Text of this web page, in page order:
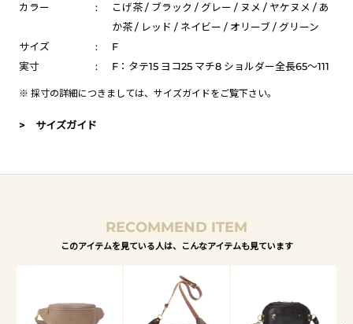
カラー
:
こげ茶 / ブラック / グレー / ヌメ / ヤケヌメ / あ
か茶 / レッド / ネイビー / オリーブ / グリーン
サイズ
:
F
実寸
: F：タテ15 ヨコ25 マチ8 ショルダー全長65～111
※ 採寸の詳細につきましては、 サイズガイドをご覧下さい。
> サイズガイド
RECOMMEND ITEM
このアイテムを見ている人は、こんなアイテムも見ています